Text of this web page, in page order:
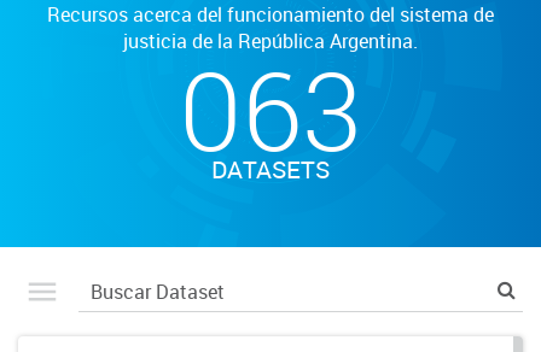
Recursos acerca del funcionamiento del sistema de
justicia de la República Argentina.
063
DATASETS